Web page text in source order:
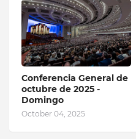
Conferencia General de
octubre de 2025 -
Domingo
October 04, 2025